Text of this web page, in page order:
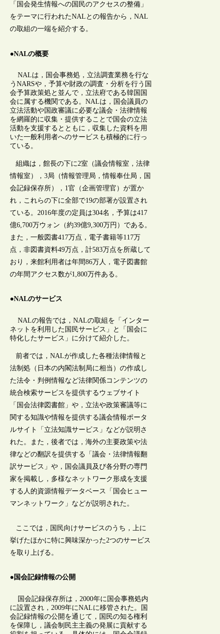
「国会発生情報への国民のアクセスの整備」
をテーマに行われたNALとの報告から，NAL
の取組の一端を紹介する。
●NALの概要
NALは，国会事務処，立法調査業務を行な
うNARSや，予算や財政の調査・分析を行う国
会予算政策処と並んで，立法府である韓国国
会に属する機関である。NALは，国会議員の
立法活動や国政審議に必要な議会・法律情報
を網羅的に収集・提供することで国会の立法
活動を支援するとともに，収集した資料を用
いた一般利用者へのサービスも積極的に行っ
ている。
組織は，館長の下に2室（議会情報室，法律
情報室），3局（情報管理局，情報奉仕局，国
会記録保存所），1官（企画管理官）が置か
れ，これらの下に全部で19の部署が設置され
ている。2016年度の定員は304名，予算は417
億6,700万ウォン（約39億9,300万円）である。
また，一般図書417万点，電子書籍等117万
点，非図書資料49万点，計583万点を所蔵して
おり，来館利用者は年間86万人，電子図書館
の年間アクセス数が1,800万件ある。
●NALのサービス
NALの報告では，NALの取組を「インター
ネットを利用した国民サービス」と「国会に
特化したサービス」に分けて紹介した。
前者では，NALが作成した各種法律情報と
法制処（日本の内閣法制局に相当）の作成し
た法令・判例情報など法律関係コンテンツの
統合検索サービスを提供するウェブサイト
「国会法律図書館」や，立法や政策審議等に
関する知識や情報を提供する議会情報ポータ
ルサイト「立法知識サービス」などが説明さ
れた。また，後者では，海外の主要政策や法
律などの翻訳を提供する「議会・法律情報翻
訳サービス」や，国会議員及び各分野の専門
家を掲載し，多様なネットワーク形成を支援
する人的資源情報データベース「国会ヒュー
マンネットワーク」などが説明された。
ここでは，国民向けサービスのうち，上に
挙げたほかに特に興味深かった2つのサービス
を取り上げる。
●国会記録情報の公開
国会記録保存所は，2000年に国会事務処内
に設置され，2009年にNALに移管された。国
会記録情報の公開を通じて，国民の知る権利
を保障し，議会制民主主義の発展に貢献する